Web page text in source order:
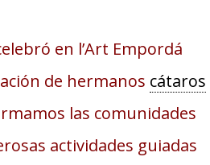
en l’Art Empordá
de hermanos cátaros
las comunidades
actividades guiadas